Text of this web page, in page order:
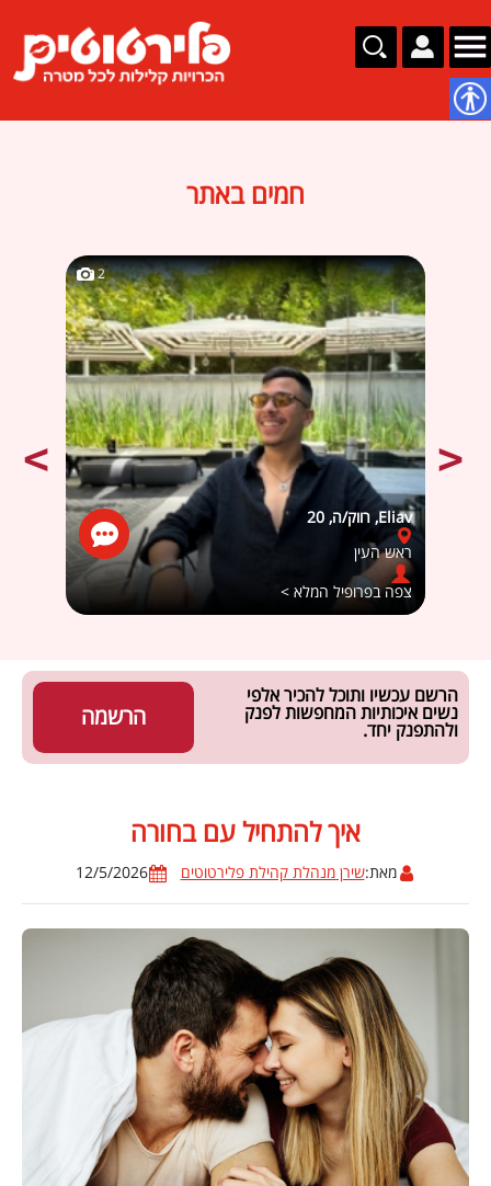
חמים באתר
2
Eliav, רווק/ה, 20
ראש העין
צפה בפרופיל המלא >
הרשמה
הרשם עכשיו ותוכל להכיר אלפי
נשים איכותיות המחפשות לפנק
ולהתפנק יחד.
איך להתחיל עם בחורה
מאת:שירן מנהלת קהילת פלירטוטים 12/5/2026